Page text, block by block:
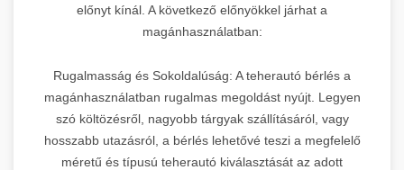
előnyt kínál. A következő előnyökkel járhat a
magánhasználatban:
Rugalmasság és Sokoldalúság: A teherautó bérlés a
magánhasználatban rugalmas megoldást nyújt. Legyen
szó költözésről, nagyobb tárgyak szállításáról, vagy
hosszabb utazásról, a bérlés lehetővé teszi a megfelelő
méretű és típusú teherautó kiválasztását az adott